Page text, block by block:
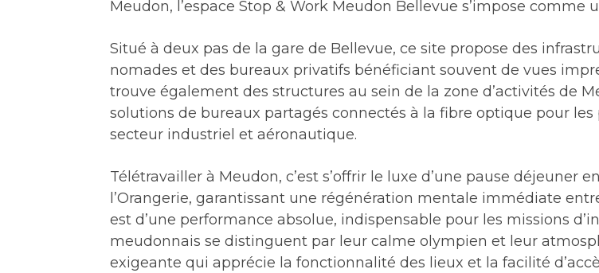
Meudon, l’espace Stop & Work Meudon Bellevue s’impose comme
Situé à deux pas de la gare de Bellevue, ce site propose des
nomades et des bureaux privatifs bénéficiant souvent de vues
trouve également des structures au sein de la zone d’activités de
solutions de bureaux partagés connectés à la fibre optique pour
secteur industriel et aéronautique.
Télétravailler à Meudon, c’est s’offrir le luxe d’une pause déjeuner
l’Orangerie, garantissant une régénération mentale immédiate
est d’une performance absolue, indispensable pour les missions
meudonnais se distinguent par leur calme olympien et leur
exigeante qui apprécie la fonctionnalité des lieux et la facilité